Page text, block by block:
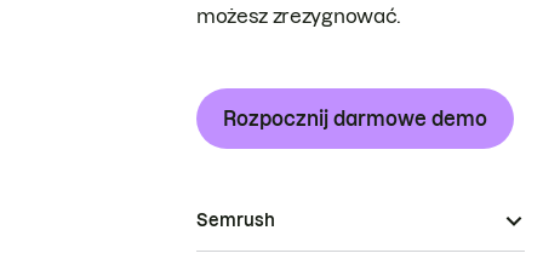
możesz zrezygnować.
Rozpocznij darmowe demo
Semrush